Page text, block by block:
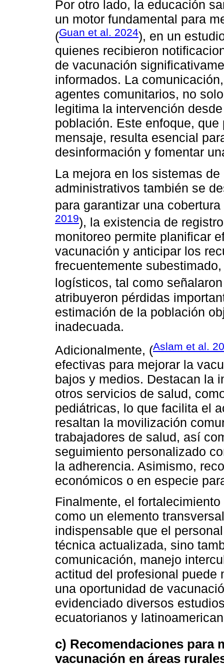
Por otro lado, la educación
un motor fundamental para
(Guan et al. 2024), en un
quienes recibieron
de vacunación
informados. La
agentes comunitarios, no
legitima la intervención
población. Este enfoque,
mensaje, resulta esencial
desinformación y fomentar
La mejora en los sistemas
administrativos también se
para garantizar una
2019), la existencia de
monitoreo permite planificar
vacunación y anticipar los
frecuentemente
logísticos, tal como
atribuyeron pérdidas
estimación de la población
inadecuada.
Adicionalmente, (Aslam et al.
efectivas para mejorar la
bajos y medios. Destacan la
otros servicios de salud,
pediátricas, lo que facilita el
resaltan la movilización
trabajadores de salud, así
seguimiento personalizado
la adherencia. Asimismo,
económicos o en especie
Finalmente, el
como un elemento
indispensable que el
técnica actualizada, sino
comunicación, manejo
actitud del profesional puede
una oportunidad de
evidenciado diversos
ecuatorianos y
c) Recomendaciones para
vacunación en áreas